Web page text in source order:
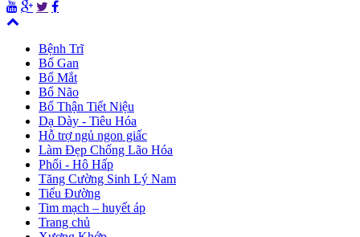
Bệnh Trĩ
Bổ Gan
Bổ Mắt
Bổ Não
Bổ Thận Tiết Niệu
Dạ Dày - Tiêu Hóa
Hỗ trợ ngủ ngon giấc
Làm Đẹp Chống Lão Hóa
Phổi - Hô Hấp
Tăng Cường Sinh Lý Nam
Tiểu Đường
Tim mạch – huyết áp
Trang chủ